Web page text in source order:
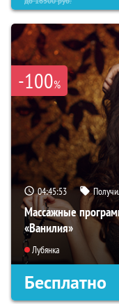
-100%
04:45:52
Массажные
«Ванилия»
Лубянка
Бесплатно